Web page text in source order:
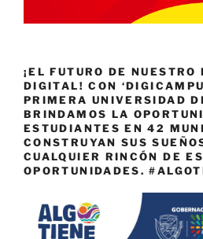
¡EL FUTURO DE NUESTRO
DIGITAL! CON
PRIMERA UNIVERSIDAD
BRINDAMOS LA
ESTUDIANTES EN 42
CONSTRUYAN SUS
CUALQUIER RINCÓN DE
OPORTUNIDADES.